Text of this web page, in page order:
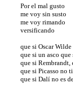
Por el mal gusto
me voy sin susto
me voy rimando
versificando
que si Oscar Wilde
que si un asco
que si
que si Picasso no
que si Dalí no es